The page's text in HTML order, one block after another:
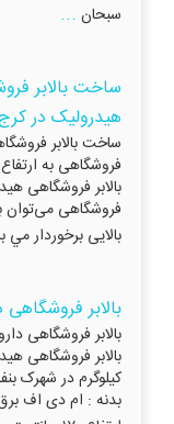
سبحان ...
ساخت بالابر
هیدرولیک در
ساخت بالابر
بالابر فروشگاهی
فروشگاهی می‌توان
بالايی برخوردار
بالابر فروشگاهی داروخانه
بدنه : ام دی اف